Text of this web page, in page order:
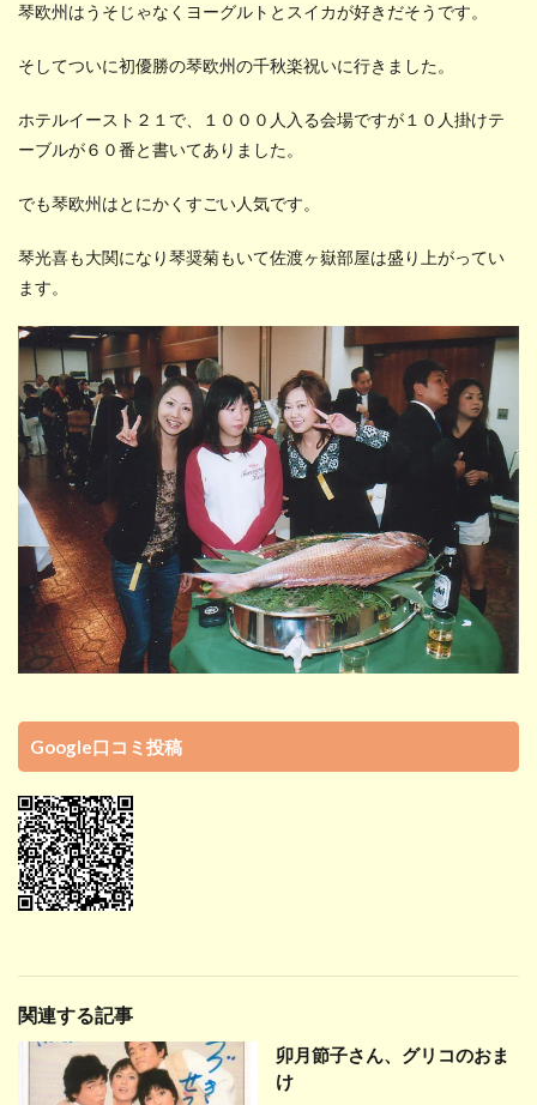
琴欧州はうそじゃなくヨーグルトとスイカが好きだそうです。
そしてついに初優勝の琴欧州の千秋楽祝いに行きました。
ホテルイースト２１で、１０００人入る会場ですが１０人掛けテ
ーブルが６０番と書いてありました。
でも琴欧州はとにかくすごい人気です。
琴光喜も大関になり琴奨菊もいて佐渡ヶ嶽部屋は盛り上がってい
ます。
Google口コミ投稿
関連する記事
卯月節子さん、グリコのおま
け